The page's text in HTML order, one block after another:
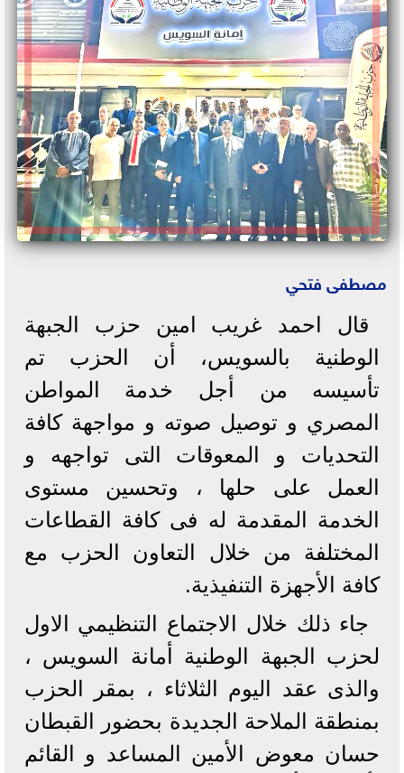
مصطفى فتحي
قال احمد غريب امين حزب الجبهة
الوطنية بالسويس، أن الحزب تم
تأسيسه من أجل خدمة المواطن
المصري و توصيل صوته و مواجهة كافة
التحديات و المعوقات التى تواجهه و
العمل على حلها ، وتحسين مستوى
الخدمة المقدمة له فى كافة القطاعات
المختلفة من خلال التعاون الحزب مع
كافة الأجهزة التنفيذية.
جاء ذلك خلال الاجتماع التنظيمي الاول
لحزب الجبهة الوطنية أمانة السويس ،
والذى عقد اليوم الثلاثاء ، بمقر الحزب
بمنطقة الملاحة الجديدة بحضور القبطان
حسان معوض الأمين المساعد و القائم